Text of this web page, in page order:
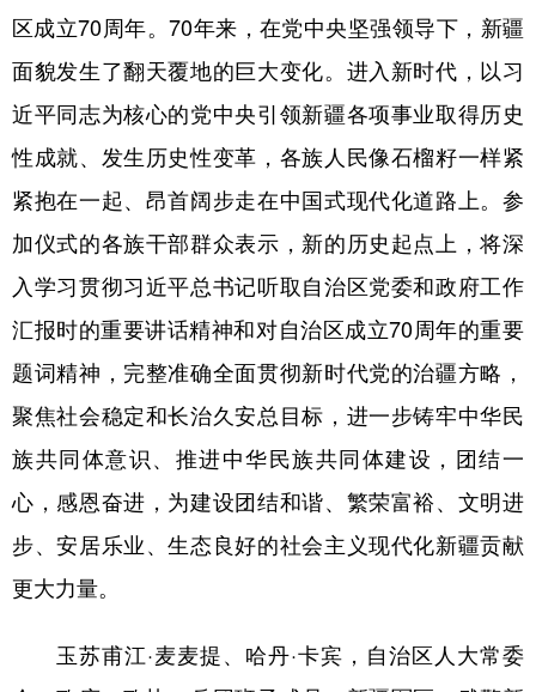
区成立70周年。70年来，在党中央坚强领导下，新疆
面貌发生了翻天覆地的巨大变化。进入新时代，以习
近平同志为核心的党中央引领新疆各项事业取得历史
性成就、发生历史性变革，各族人民像石榴籽一样紧
紧抱在一起、昂首阔步走在中国式现代化道路上。参
加仪式的各族干部群众表示，新的历史起点上，将深
入学习贯彻习近平总书记听取自治区党委和政府工作
汇报时的重要讲话精神和对自治区成立70周年的重要
题词精神，完整准确全面贯彻新时代党的治疆方略，
聚焦社会稳定和长治久安总目标，进一步铸牢中华民
族共同体意识、推进中华民族共同体建设，团结一
心，感恩奋进，为建设团结和谐、繁荣富裕、文明进
步、安居乐业、生态良好的社会主义现代化新疆贡献
更大力量。
玉苏甫江·麦麦提、哈丹·卡宾，自治区人大常委